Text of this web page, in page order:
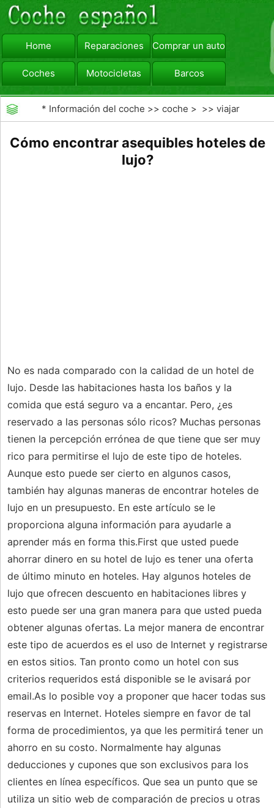
Home Reparaciones Comprar un automóvil
Coches Motocicletas Barcos
viajar Camiones
* Información del coche >>coche > >>viajar
Cómo encontrar asequibles hoteles de
lujo?
No es nada comparado con la calidad de un hotel de
lujo. Desde las habitaciones hasta los baños y la
comida que está seguro va a encantar. Pero, ¿es
reservado a las personas sólo ricos? Muchas personas
tienen la percepción errónea de que tiene que ser muy
rico para permitirse el lujo de este tipo de hoteles.
Aunque esto puede ser cierto en algunos casos,
también hay algunas maneras de encontrar hoteles de
lujo en un presupuesto. En este artículo se le
proporciona alguna información para ayudarle a
aprender más en forma this.First que usted puede
ahorrar dinero en su hotel de lujo es tener una oferta
de último minuto en hoteles. Hay algunos hoteles de
lujo que ofrecen descuento en habitaciones libres y
esto puede ser una gran manera para que usted pueda
obtener algunas ofertas. La mejor manera de encontrar
este tipo de acuerdos es el uso de Internet y registrarse
en estos sitios. Tan pronto como un hotel con sus
criterios requeridos está disponible se le avisará por
email.As lo posible voy a proponer que hacer todas sus
reservas en Internet. Hoteles siempre en favor de tal
forma de procedimientos, ya que les permitirá tener un
ahorro en su costo. Normalmente hay algunas
deducciones y cupones que son exclusivos para los
clientes en línea específicos. Que sea un punto que se
utiliza un sitio web de comparación de precios u otras